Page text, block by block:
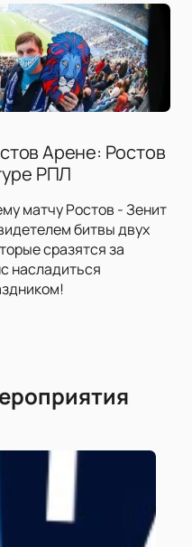
Арене: Ростов
РПЛ
матчу Ростов - Зенит
битвы двух
сразятся за
насладиться